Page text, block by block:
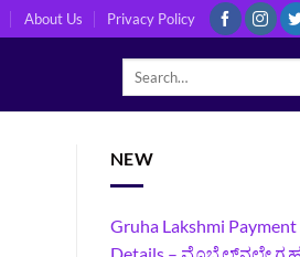
About Us Privacy Policy
NEW
Gruha Lakshmi Payment
Details – ಮೊಬೈಲ್‌ನಲ್ಲೇ